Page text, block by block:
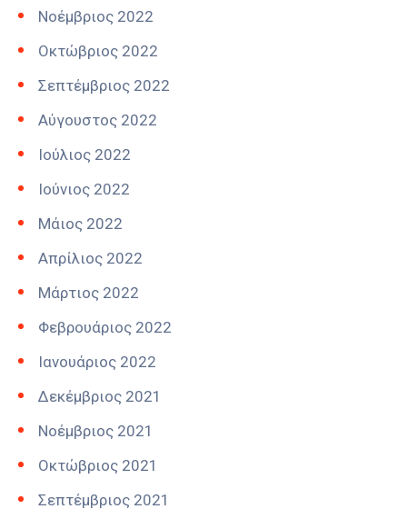
Νοέμβριος 2022
Οκτώβριος 2022
Σεπτέμβριος 2022
Αύγουστος 2022
Ιούλιος 2022
Ιούνιος 2022
Μάιος 2022
Απρίλιος 2022
Μάρτιος 2022
Φεβρουάριος 2022
Ιανουάριος 2022
Δεκέμβριος 2021
Νοέμβριος 2021
Οκτώβριος 2021
Σεπτέμβριος 2021